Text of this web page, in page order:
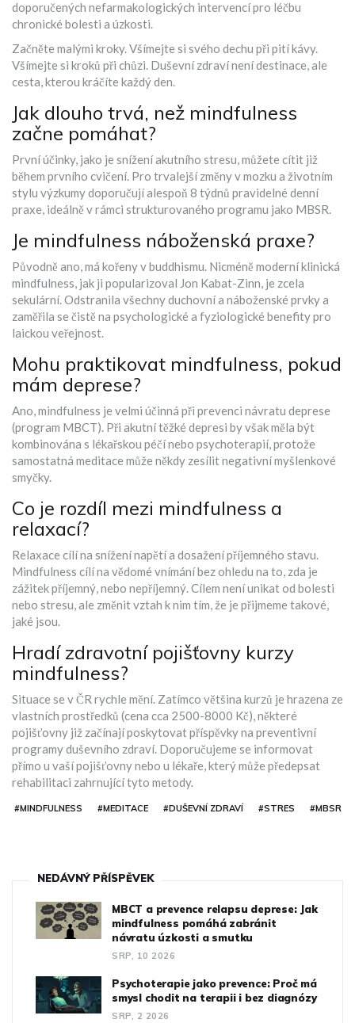
doporučených nefarmakologických intervencí pro léčbu
chronické bolesti a úzkosti.
Začněte malými kroky. Všímejte si svého dechu při pití kávy.
Všímejte si kroků při chůzi. Duševní zdraví není destinace, ale
cesta, kterou kráčíte každý den.
Jak dlouho trvá, než mindfulness
začne pomáhat?
První účinky, jako je snížení akutního stresu, můžete cítit již
během prvního cvičení. Pro trvalejší změny v mozku a životním
stylu výzkumy doporučují alespoň 8 týdnů pravidelné denní
praxe, ideálně v rámci strukturovaného programu jako MBSR.
Je mindfulness náboženská praxe?
Původně ano, má kořeny v buddhismu. Nicméně moderní klinická
mindfulness, jak ji popularizoval Jon Kabat-Zinn, je zcela
sekulární. Odstranila všechny duchovní a náboženské prvky a
zaměřila se čistě na psychologické a fyziologické benefity pro
laickou veřejnost.
Mohu praktikovat mindfulness, pokud
mám deprese?
Ano, mindfulness je velmi účinná při prevenci návratu deprese
(program MBCT). Při akutní těžké depresi by však měla být
kombinována s lékařskou péčí nebo psychoterapií, protože
samostatná meditace může někdy zesílit negativní myšlenkové
smyčky.
Co je rozdíl mezi mindfulness a
relaxací?
Relaxace cílí na snížení napětí a dosažení příjemného stavu.
Mindfulness cílí na vědomé vnímání bez ohledu na to, zda je
zážitek příjemný, nebo nepříjemný. Cílem není unikat od bolesti
nebo stresu, ale změnit vztah k nim tím, že je přijmeme takové,
jaké jsou.
Hradí zdravotní pojišťovny kurzy
mindfulness?
Situace se v ČR rychle mění. Zatímco většina kurzů je hrazena ze
vlastních prostředků (cena cca 2500-8000 Kč), některé
pojišťovny již začínají poskytovat příspěvky na preventivní
programy duševního zdraví. Doporučujeme se informovat
přímo u vaší pojišťovny nebo u lékaře, který může předepsat
rehabilitaci zahrnující tyto metody.
#MINDFULNESS #MEDITACE #DUŠEVNÍ ZDRAVÍ #STRES #MBSR
NEDÁVNÝ PŘÍSPĚVEK
MBCT a prevence relapsu deprese: Jak
mindfulness pomáhá zabránit
návratu úzkosti a smutku
SRP, 10 2026
Psychoterapie jako prevence: Proč má
smysl chodit na terapii i bez diagnózy
SRP, 2 2026